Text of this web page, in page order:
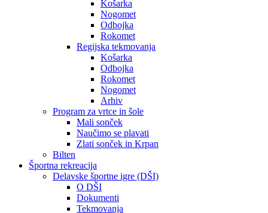
Košarka
Nogomet
Odbojka
Rokomet
Regijska tekmovanja
Košarka
Odbojka
Rokomet
Nogomet
Arhiv
Program za vrtce in šole
Mali sonček
Naučimo se plavati
Zlati sonček in Krpan
Bilten
Športna rekreacija
Delavske športne igre (DŠI)
O DŠI
Dokumenti
Tekmovanja